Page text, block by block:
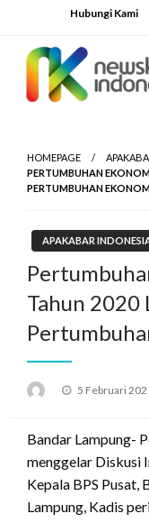
to
content
Hubungi Kami
HOMEPAGE
PERTUMBUHAN
PERTUMBUHAN
APAKABAR
Tahun
Posted
5 Februari
Bandar Lampung-
menggelar Diskusi
Kepala BPS Pusat,
Lampung, Kadis